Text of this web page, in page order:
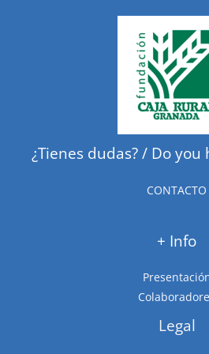
¿Tienes dudas? / Do
CONTACTO
+ Info
Legal